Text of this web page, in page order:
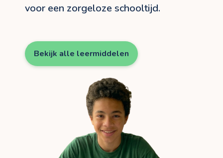
voor een zorgeloze schooltijd.
Bekijk alle leermiddelen